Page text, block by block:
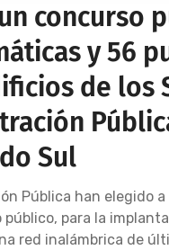
concurso
y 56
de los
Sul
Pública han elegido
para la
red inalámbrica de